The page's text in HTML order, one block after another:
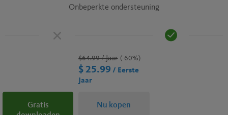
Onbeperkte ondersteuning
Gratis
$64.99/ Jaar (-60%)
$ 25.99 / Eerste
Jaar
Nu kopen